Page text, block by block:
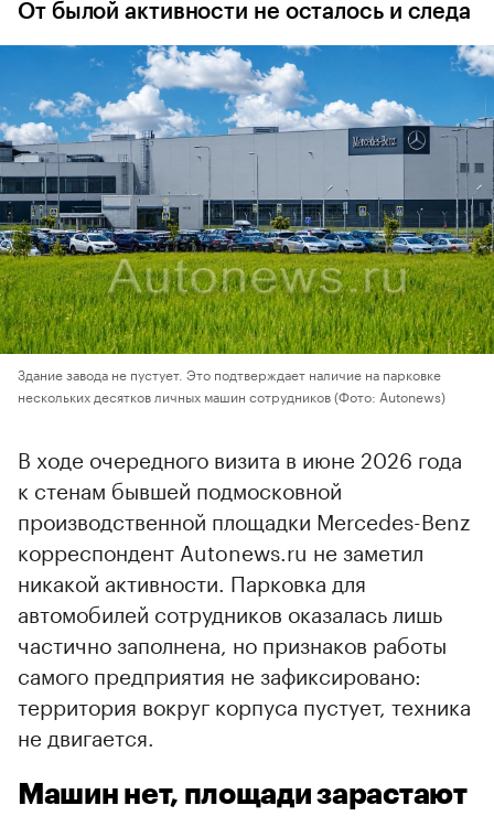
От былой активности не осталось и следа
Здание завода не пустует. Это подтверждает наличие на парковке
нескольких десятков личных машин сотрудников(Фото: Autonews)
В ходе очередного визита в июне 2026 года
к стенам бывшей подмосковной
производственной площадки Mercedes-Benz
корреспондент Autonews.ru не заметил
никакой активности. Парковка для
автомобилей сотрудников оказалась лишь
частично заполнена, но признаков работы
самого предприятия не зафиксировано:
территория вокруг корпуса пустует, техника
не двигается.
Машин нет, площади зарастают